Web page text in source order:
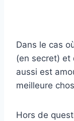
Dans le cas
(en secret) et
aussi est
meilleure
Hors de